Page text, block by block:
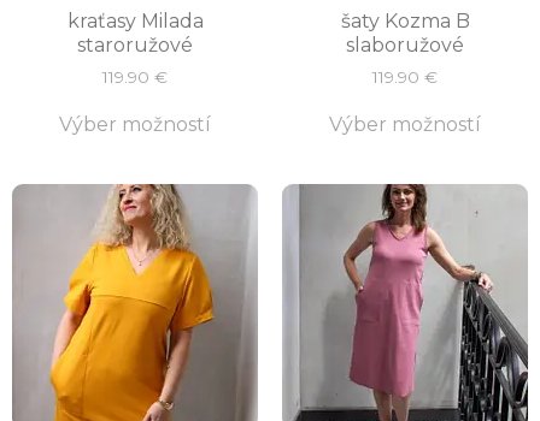
kraťasy Milada
staroružové
119.90 €
Výber možností
šaty Kozma B
slaboružové
119.90 €
Výber možností